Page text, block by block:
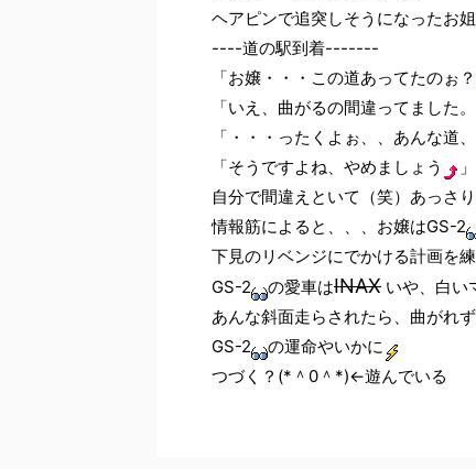
ヘアピンで追突しそうになったお
----道の駅到着-------
「お嬢・・・この道あってたのぉ？
「いえ、曲がるの間違ってました
「・・・ったくよぉ、、あんな道
「そうですよね、やめましょう
」
自分で間違えといて（笑）あっさ
情報筋によると、、、お嬢はGS-2
下見のリベンジにでかける計画を
GS-2
の愛車はINAX いや、白い
あんな斜面走らされたら、曲がれ
GS-2
の運命やいかに
つづく？(*＾0＾*)←遊んでいる